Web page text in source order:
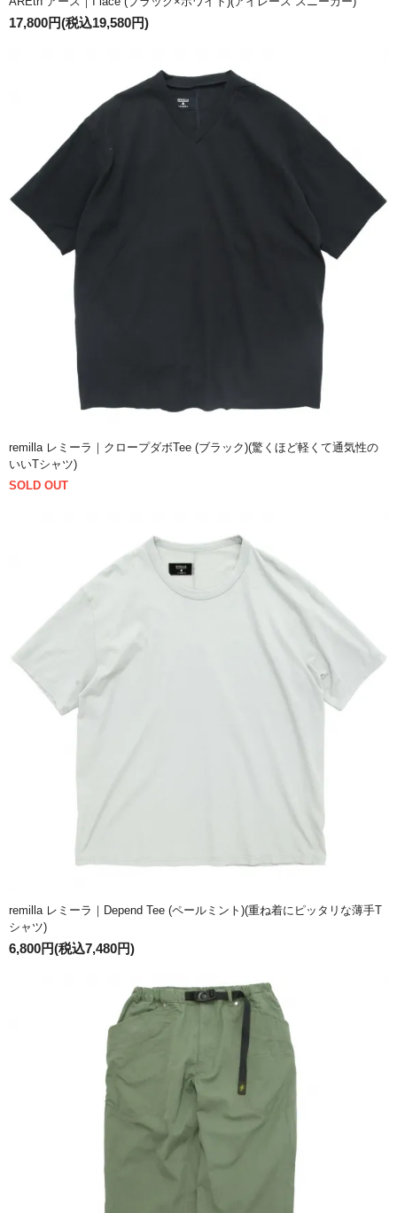
17,800円(税込19,580円)
remilla レミーラ｜クロープダボTee (ブラック)(驚くほど軽くて通気性の
いいTシャツ)
SOLD OUT
remilla レミーラ｜Depend Tee (ペールミント)(重ね着にピッタリな薄手T
シャツ)
6,800円(税込7,480円)